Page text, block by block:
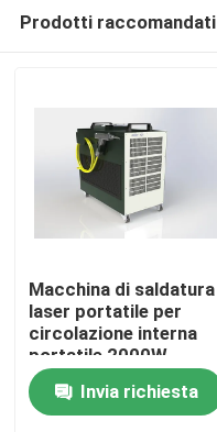
Casa
Prodotti
Prodotti raccomandati
Macchina di saldatura
laser portatile per
circolazione interna
portatile 2000W
Potenza
Invia richiesta